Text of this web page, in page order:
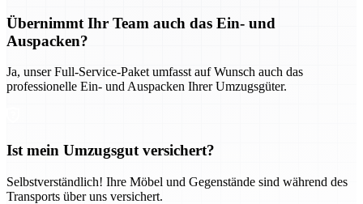
Übernimmt Ihr Team auch das Ein- und
Auspacken?
Ja, unser Full-Service-Paket umfasst auf Wunsch auch das
professionelle Ein- und Auspacken Ihrer Umzugsgüter.
Ist mein Umzugsgut versichert?
Selbstverständlich! Ihre Möbel und Gegenstände sind während des
Transports über uns versichert.